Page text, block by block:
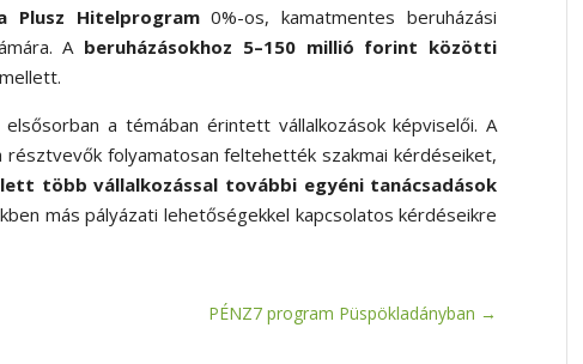
Plusz Hitelprogram0%-os, kamatmentes beruházási
A beruházásokhoz 5–150 millió forint közötti
a témában érintett vállalkozások képviselői. A
folyamatosan feltehették szakmai kérdéseiket,
több vállalkozással további egyéni tanácsadások
más pályázati lehetőségekkel kapcsolatos kérdéseikre
PÉNZ7 program Püspökladányban →